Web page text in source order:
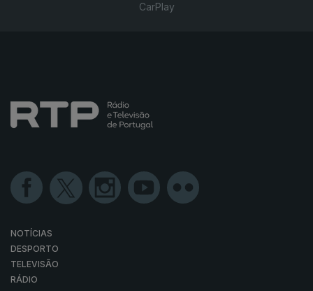
CarPlay
NOTÍCIAS
DESPORTO
TELEVISÃO
RÁDIO